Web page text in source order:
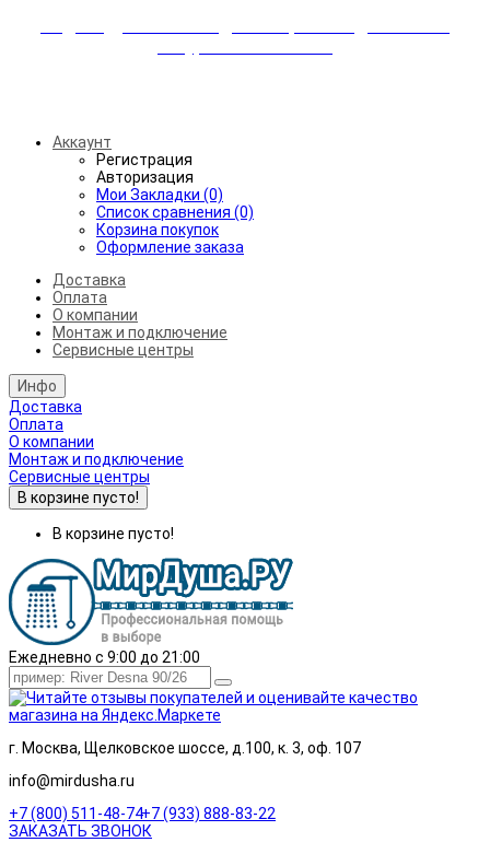
Аккаунт
Регистрация
Авторизация
Мои Закладки (0)
Список сравнения (0)
Корзина покупок
Оформление заказа
Доставка
Оплата
О компании
Монтаж и подключение
Сервисные центры
Инфо
Доставка
Оплата
О компании
Монтаж и подключение
Сервисные центры
В корзине пусто!
В корзине пусто!
Ежедневно с 9:00 до 21:00
г. Москва, Щелковское шоссе, д.100, к. 3, оф. 107
info@mirdusha.ru
+7 (800) 511-48-74+7 (933) 888-83-22
ЗАКАЗАТЬ ЗВОНОК